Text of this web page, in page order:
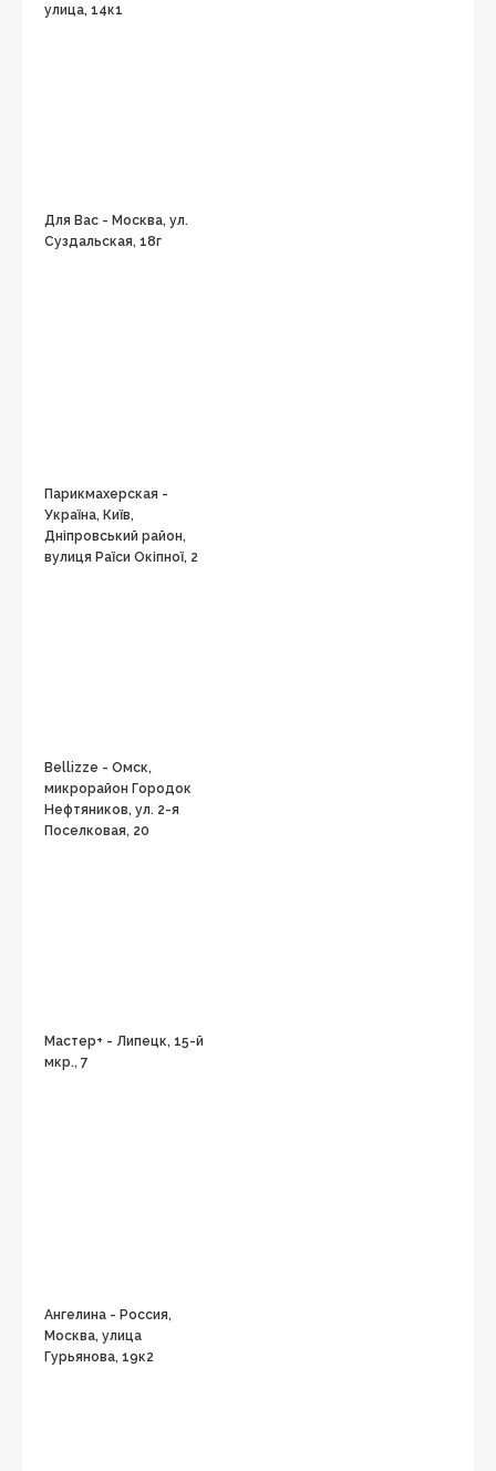
улица, 14к1
Для Вас - Москва, ул.
Суздальская, 18г
Парикмахерская -
Україна, Київ,
Дніпровський район,
вулиця Раїси Окіпної, 2
Bellizze - Омск,
микрорайон Городок
Нефтяников, ул. 2-я
Поселковая, 20
Мастер+ - Липецк, 15-й
мкр., 7
Ангелина - Россия,
Москва, улица
Гурьянова, 19к2